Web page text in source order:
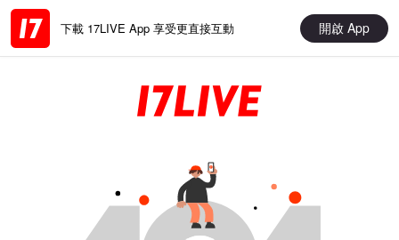
下載 17LIVE App 享受更直接互動 開啟 App